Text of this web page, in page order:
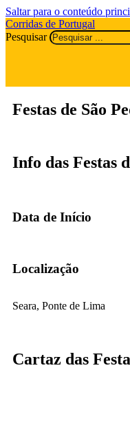
Saltar para o conteúdo
Corridas de Portugal
Pesquisar
Festas de São
Info das Festas
Data de Início
Localização
Seara, Ponte de Lima
Cartaz das